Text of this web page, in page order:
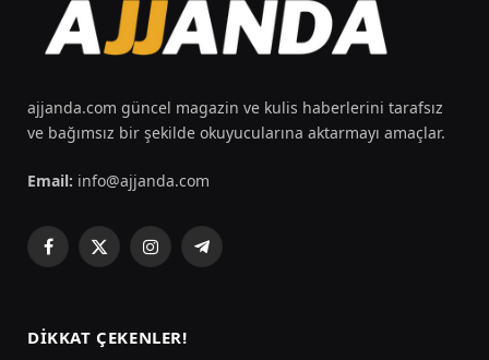
ajjanda.com güncel magazin ve kulis haberlerini tarafsız
ve bağımsız bir şekilde okuyucularına aktarmayı amaçlar.
Email: info@ajjanda.com
Facebook
X
InstagramTelegram
DIKKAT ÇEKENLER!